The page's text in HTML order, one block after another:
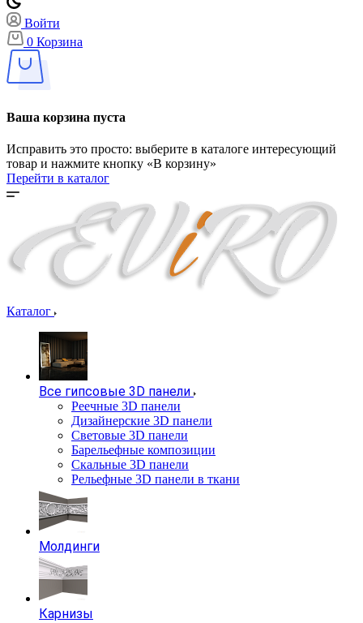
Войти
0 Корзина
Ваша корзина пуста
Исправить это просто: выберите в каталоге интересующий
товар и нажмите кнопку «В корзину»
Перейти в каталог
Каталог
Все гипсовые 3D панели
Реечные 3D панели
Дизайнерские 3D панели
Световые 3D панели
Барельефные композиции
Скальные 3D панели
Рельефные 3D панели в ткани
Молдинги
Карнизы